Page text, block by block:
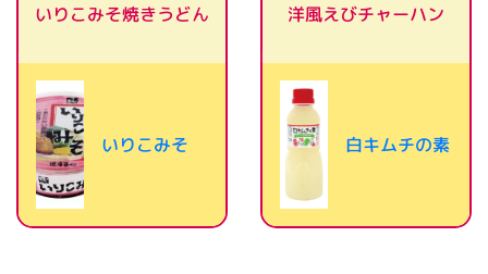
いりこみそ焼きうどん
いりこみそ
洋風えびチャーハン
白キムチの素